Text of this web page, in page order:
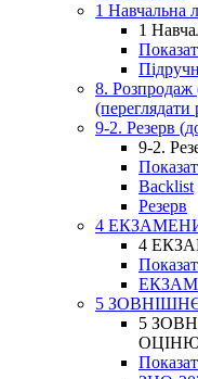
1 Навчальна
1
8. Розпродаж
(переглядати
9-2. Резерв
9-2.
Backlist
Резерв
4
4
5
5